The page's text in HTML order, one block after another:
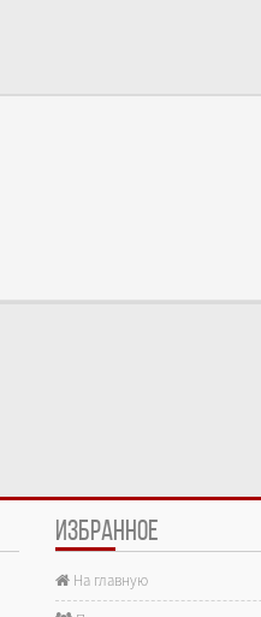
ИЗБРАННОЕ
На главную